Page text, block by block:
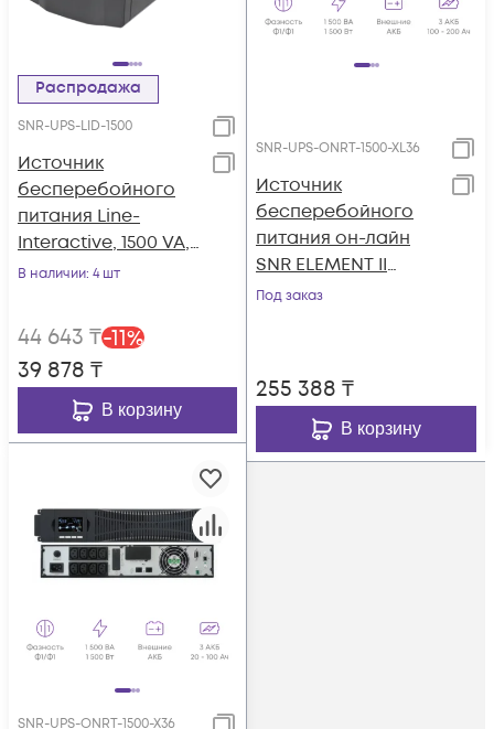
Распродажа
SNR-UPS-LID-1500
Источник
бесперебойного
питания Line-
Interactive, 1500 VA,
настольный
В наличии: 4 шт
44 643 ₸-11%
39 878 ₸
В корзину
SNR-UPS-ONRT-1500-XL36
Источник
бесперебойного
питания он-лайн
SNR ELEMENT II
1500ВА/1500Вт (PF-
Под заказ
255 388 ₸
В корзину
SNR-UPS-ONRT-1500-X36